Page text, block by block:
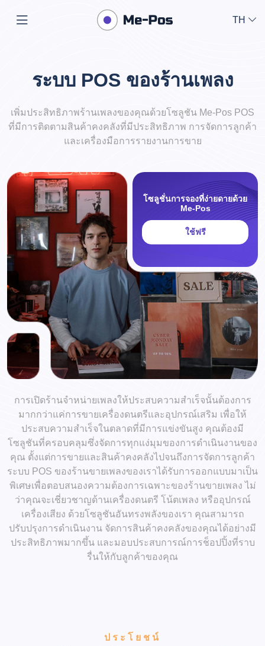
TH
ระบบ POS ของร้านเพลง
เพิ่มประสิทธิภาพร้านเพลงของคุณด้วยโซลูชัน Me-Pos POS
ที่มีการติดตามสินค้าคงคลังที่มีประสิทธิภาพ การจัดการลูกค้า
และเครื่องมือการรายงานการขาย
โซลูชั่นการจองที่ง่ายดายด้วย
Me-Pos
ใช้ฟรี
การเปิดร้านจำหน่ายเพลงให้ประสบความสำเร็จนั้นต้องการ
มากกว่าแค่การขายเครื่องดนตรีและอุปกรณ์เสริม เพื่อให้
ประสบความสำเร็จในตลาดที่มีการแข่งขันสูง คุณต้องมี
โซลูชันที่ครอบคลุมซึ่งจัดการทุกแง่มุมของการดำเนินงานของ
คุณ ตั้งแต่การขายและสินค้าคงคลังไปจนถึงการจัดการลูกค้า
ระบบ POS ของร้านขายเพลงของเราได้รับการออกแบบมาเป็น
พิเศษเพื่อตอบสนองความต้องการเฉพาะของร้านขายเพลง ไม่
ว่าคุณจะเชี่ยวชาญด้านเครื่องดนตรี โน้ตเพลง หรืออุปกรณ์
เครื่องเสียง ด้วยโซลูชันอันทรงพลังของเรา คุณสามารถ
ปรับปรุงการดำเนินงาน จัดการสินค้าคงคลังของคุณได้อย่างมี
ประสิทธิภาพมากขึ้น และมอบประสบการณ์การช็อปปิ้งที่ราบ
รื่นให้กับลูกค้าของคุณ
ประโยชน์